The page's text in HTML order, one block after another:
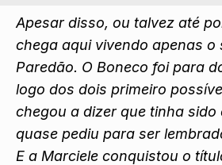
Apesar disso, ou talvez até
chega aqui vivendo apenas o
Paredão. O Boneco foi para
logo dos dois primeiro
chegou a dizer que tinha sido
quase pediu para ser
E a Marciele conquistou o